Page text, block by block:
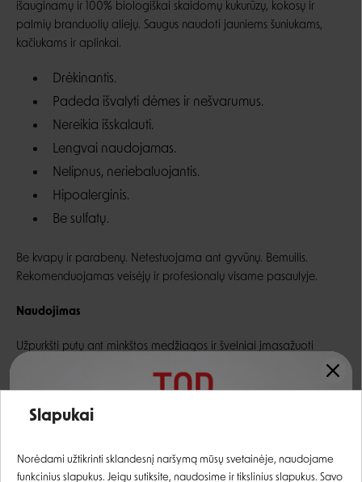
išauginamų ir 100% biologiškai skaidomų kukurūzų, kokosų ir
palmių branduolių aliejų. Saugus naudoti jauniems šuniukams,
kačiukams ir aplinkai.
Drėkinantis.
Padeda išvalyti dėmes ir nešvarumus.
Nereikia išskalauti.
Lengvai naudojamas.
Nelipnus, neriebaluojantis.
Hipoalerginis.
Be sulfatų.
Be kvapų ir parabenų. Netestuojama ant gyvūnų. Bemuilis.
Rekomenduojamas veisėjų ir profesionalų visame pasaulyje.
Naudojimas
Užpurkšti putų ant minkštos medžiagos ir švelniai įmasažuoti
Slapukai
Norėdami užtikrinti sklandesnį naršymą mūsų svetainėje, naudojame
funkcinius slapukus. Jeigu sutiksite, naudosime ir tikslinius slapukus. Savo